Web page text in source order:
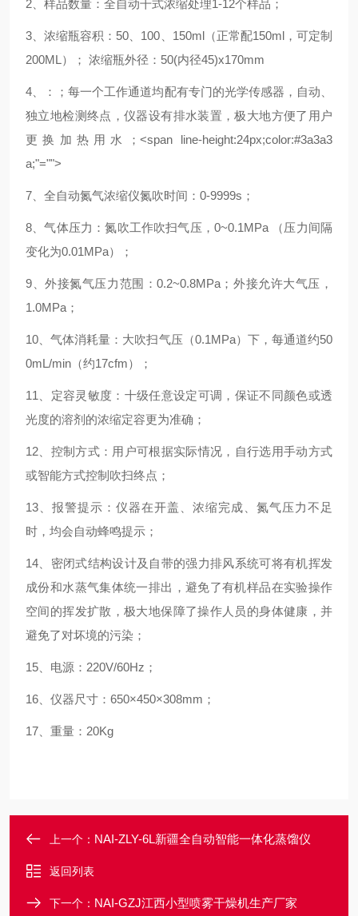
2、样品数量：全自动干式浓缩处理1-12个样品；
3、浓缩瓶容积：50、100、150ml（正常配150ml，可定制
200ML）； 浓缩瓶外径：50(内径45)x170mm
4、 ：
；每一个工作通道均配有专门的光学传感器，自动、
独立地检测终点， 仪器设有排水装置，极大地方便了用户
更换加热用水
；<span line-height:24px;color:#3a3a3
a;"="">
7、全自动氮气浓缩仪氮吹时间：0-9999s；
8、气体压力：氮吹工作吹扫气压，0~0.1MPa （压力间隔
变化为0.01MPa）；
9、外接氮气压力范围：0.2~0.8MPa；外接允许大气压，
1.0MPa；
10、气体消耗量：大吹扫气压（0.1MPa）下，每通道约50
0mL/min（约17cfm）；
11、定容灵敏度：十级任意设定可调，保证不同颜色或透
光度的溶剂的浓缩定容更为准确；
12、控制方式：用户可根据实际情况，自行选用手动方式
或智能方式控制吹扫终点；
13、报警提示：仪器在开盖、浓缩完成、氮气压力不足
时，均会自动蜂鸣提示；
14、密闭式结构设计及自带的强力排风系统可将有机挥发
成份和水蒸气集体统一排出，避免了有机样品在实验操作
空间的挥发扩散，极大地保障了操作人员的身体健康，并
避免了对坏境的污染；
15、电源：220V/60Hz；
16、仪器尺寸：650×450×308mm；
17、重量：20Kg
上一个： NAI-ZLY-6L新疆全自动智能一体化蒸馏仪
返回列表
下一个： NAI-GZJ江西小型喷雾干燥机生产厂家